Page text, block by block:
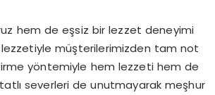
hem de eşsiz bir lezzet deneyimi
lezzetiyle müşterilerimizden tam not
yöntemiyle hem lezzeti hem de
severleri de unutmayarak meşhur